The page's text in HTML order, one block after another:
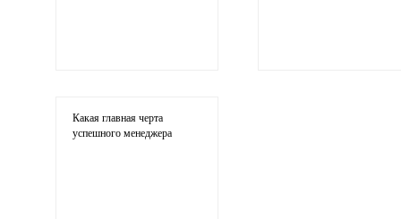
Какая главная черта
успешного менеджера